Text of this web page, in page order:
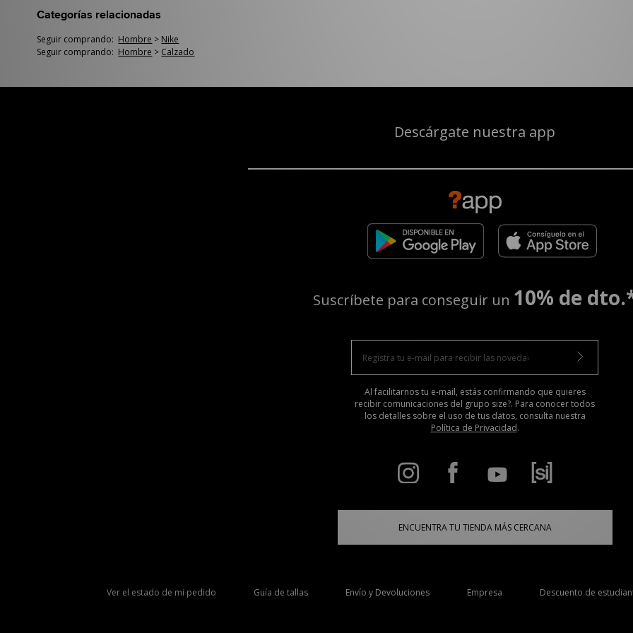
Categorías relacionadas
Seguir comprando: Hombre > Nike
Seguir comprando: Hombre > Calzado
Descárgate nuestra app
Suscríbete para conseguir un 10% de
Al facilitarnos tu e-mail, estás confirmando que quieres
recibir comunicaciones del grupo size?. Para conocer todos
los detalles sobre el uso de tus datos, consulta nuestra
Política de Privacidad.
ENCUENTRA TU TIENDA MÁS CERCANA
Ver el estado de mi pedido Guía de tallas Envío y Devoluciones Empresa Descuento de